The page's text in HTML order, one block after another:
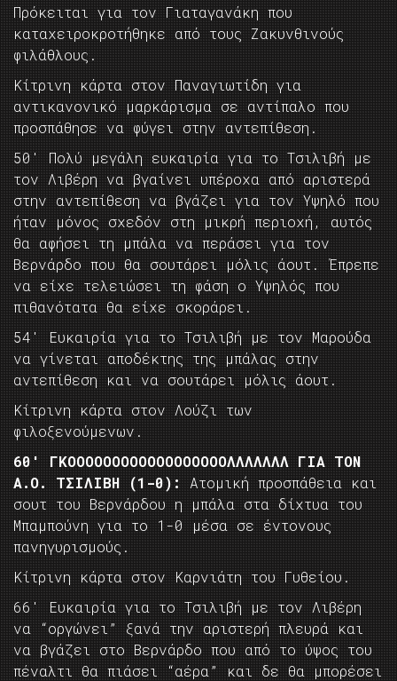
Πρόκειται για τον Γιαταγανάκη που
καταχειροκροτήθηκε από τους Ζακυνθινούς
φιλάθλους.
Κίτρινη κάρτα στον Παναγιωτίδη για
αντικανονικό μαρκάρισμα σε αντίπαλο που
προσπάθησε να φύγει στην αντεπίθεση.
50′ Πολύ μεγάλη ευκαιρία για το Τσιλιβή με
τον Λιβέρη να βγαίνει υπέροχα από αριστερά
στην αντεπίθεση να βγάζει για τον Υψηλό που
ήταν μόνος σχεδόν στη μικρή περιοχή, αυτός
θα αφήσει τη μπάλα να περάσει για τον
Βερνάρδο που θα σουτάρει μόλις άουτ. Έπρεπε
να είχε τελειώσει τη φάση ο Υψηλός που
πιθανότατα θα είχε σκοράρει.
54′ Ευκαιρία για το Τσιλιβή με τον Μαρούδα
να γίνεται αποδέκτης της μπάλας στην
αντεπίθεση και να σουτάρει μόλις άουτ.
Κίτρινη κάρτα στον Λούζι των
φιλοξενούμενων.
60′ ΓΚΟΟΟΟΟΟΟΟΟΟΟΟΟΟΟΟΟΟΛΛΛΛΛΛΛ ΓΙΑ ΤΟΝ
Α.Ο. ΤΣΙΛΙΒΗ (1-0):
Ατομική προσπάθεια και
σουτ του Βερνάρδου η μπάλα στα δίχτυα του
Μπαμπούνη για το 1-0 μέσα σε έντονους
πανηγυρισμούς.
Κίτρινη κάρτα στον Καρνιάτη του Γυθείου.
66′ Ευκαιρία για το Τσιλιβή με τον Λιβέρη
να “οργώνει” ξανά την αριστερή πλευρά και
να βγάζει στο Βερνάρδο που από το ύψος του
πέναλτι θα πιάσει “αέρα” και δε θα μπορέσει